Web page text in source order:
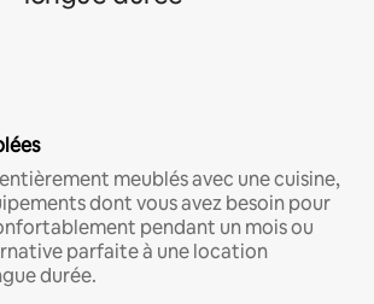
meublés avec une cuisine,
dont vous avez besoin pour
pendant un mois ou
parfaite à une location
durée.